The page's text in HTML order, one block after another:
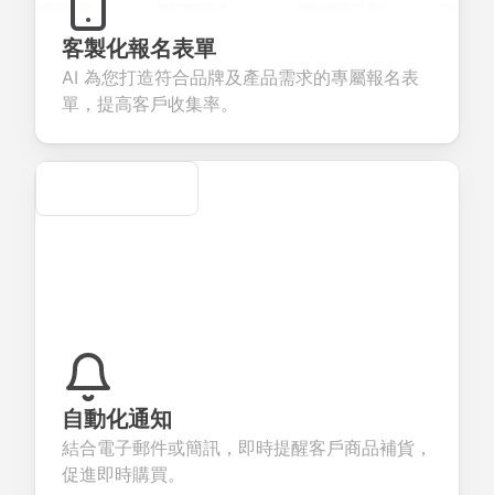
valuable
about
products or
seamless
account
creation.
candidate
客製化報名表單
AI 為您打造符合品牌及產品需求的專屬報名表
單，提高客戶收集率。
Secure
自動化通知
結合電子郵件或簡訊，即時提醒客戶商品補貨，
促進即時購買。